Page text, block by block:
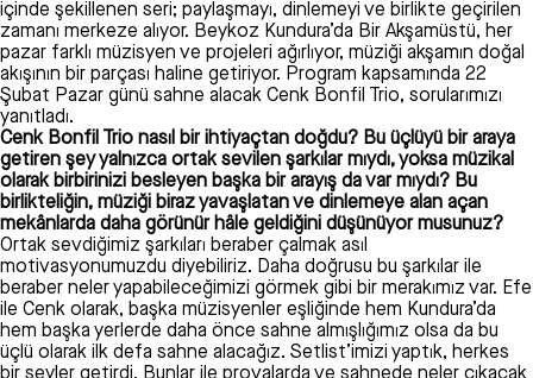
içinde şekillenen seri; paylaşmayı, dinlemeyi ve birlikte geçirilen
zamanı merkeze alıyor. Beykoz Kundura’da Bir Akşamüstü, her
pazar farklı müzisyen ve projeleri ağırlıyor, müziği akşamın doğal
akışının bir parçası haline getiriyor. Program kapsamında 22
Şubat Pazar günü sahne alacak Cenk Bonfil Trio, sorularımızı
yanıtladı.
Cenk Bonfil Trio nasıl bir ihtiyaçtan doğdu? Bu üçlüyü bir araya
getiren şey yalnızca ortak sevilen şarkılar mıydı, yoksa müzikal
olarak birbirinizi besleyen başka bir arayış da var mıydı? Bu
birlikteliğin, müziği biraz yavaşlatan ve dinlemeye alan açan
mekânlarda daha görünür hâle geldiğini düşünüyor musunuz?
Ortak sevdiğimiz şarkıları beraber çalmak asıl
motivasyonumuzdu diyebiliriz. Daha doğrusu bu şarkılar ile
beraber neler yapabileceğimizi görmek gibi bir merakımız var. Efe
ile Cenk olarak, başka müzisyenler eşliğinde hem Kundura’da
hem başka yerlerde daha önce sahne almışlığımız olsa da bu
üçlü olarak ilk defa sahne alacağız. Setlist’imizi yaptık, herkes
bir şeyler getirdi. Bunlar ile provalarda ve sahnede neler çıkacak